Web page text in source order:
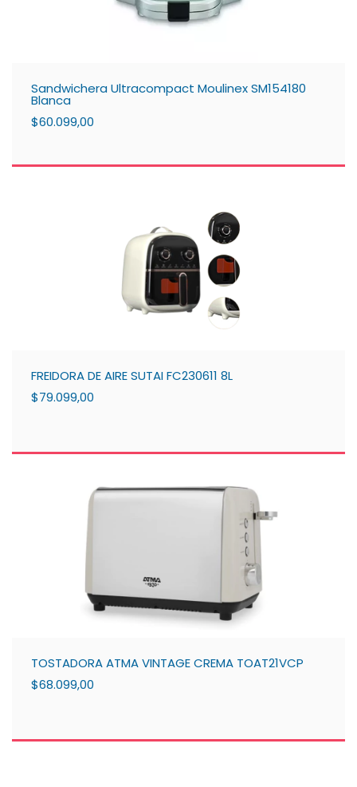
Sandwichera Ultracompact Moulinex SM154180
Blanca
$60.099,00
FREIDORA DE AIRE SUTAI FC230611 8L
$79.099,00
TOSTADORA ATMA VINTAGE CREMA TOAT21VCP
$68.099,00